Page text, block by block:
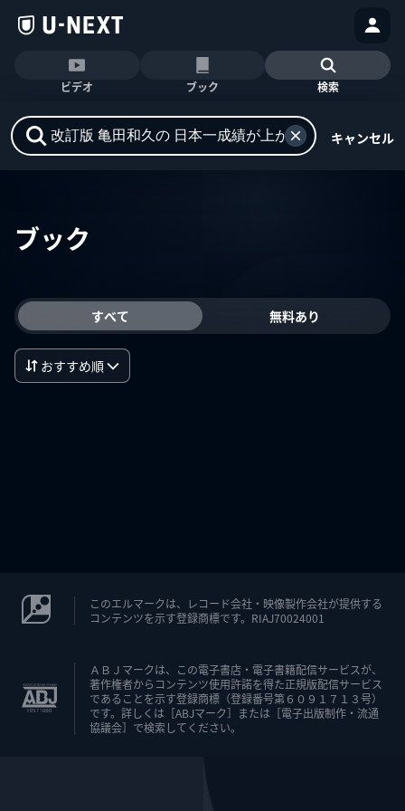
ビデオ ブック 検索
キャンセル
ブック
すべて 無料あり
おすすめ順
このエルマークは、レコード会社・映像製作会社が提供する
コンテンツを示す登録商標です。RIAJ70024001
ＡＢＪマークは、この電子書店・電子書籍配信サービスが、
著作権者からコンテンツ使用許諾を得た正規版配信サービス
であることを示す登録商標（登録番号第６０９１７１３号）
です。詳しくは［ABJマーク］または［電子出版制作・流通
協議会］で検索してください。